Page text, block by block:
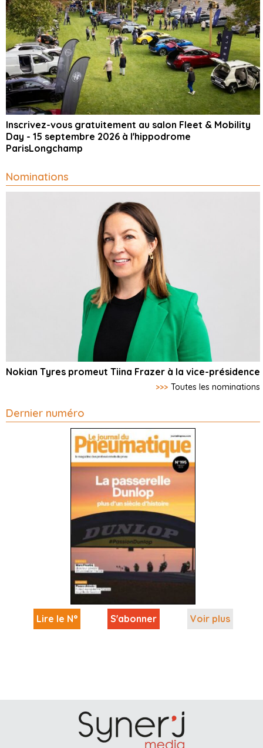
Inscrivez-vous gratuitement au salon Fleet & Mobility
Day - 15 septembre 2026 à l'hippodrome
ParisLongchamp
Nominations
Nokian Tyres promeut Tiina Frazer à la vice-présidence
>>> Toutes les nominations
Dernier numéro
Lire le N° S'abonner Voir plus